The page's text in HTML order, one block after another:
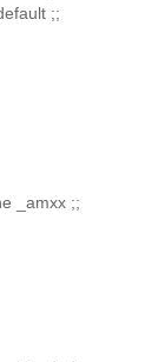
;;
_amxx ;;